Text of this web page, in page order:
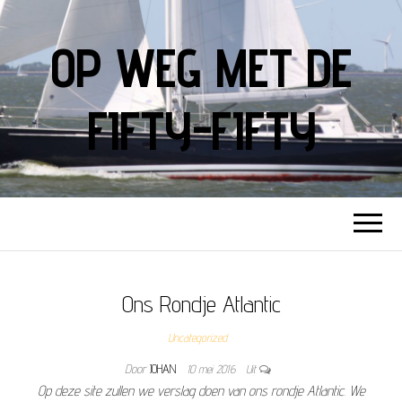
OP WEG MET DE
FIFTY-FIFTY
Ons Rondje Atlantic
Uncategorized
Door JOHAN 10 mei 2016 Uit
Op deze site zullen we verslag doen van ons rondje Atlantic. We